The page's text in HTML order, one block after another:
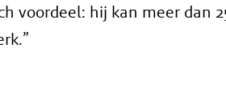
voordeel: hij kan meer